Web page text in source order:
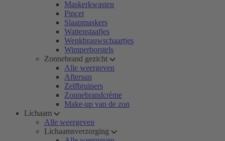
Maskerkwasten
Pincet
Slaapmaskers
Wattenstaafjes
Wenkbrauwschaartjes
Wimperborstels
Zonnebrand gezicht
Alle weergeven
Aftersun
Zelfbruiners
Zonnebrandcrème
Make-up van de zon
Lichaam
Alle weergeven
Lichaamsverzorging